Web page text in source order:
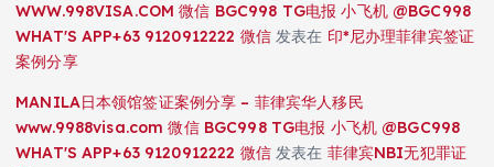
WWW.998VISA.COM 微信 BGC998 TG电报 小飞机 @BGC998
WHAT'S APP+63 9120912222 微信发表在 印*尼办理菲律宾签证
案例分享
MANILA日本领馆签证案例分享 – 菲律宾华人移民
www.9988visa.com 微信 BGC998 TG电报 小飞机 @BGC998
WHAT'S APP+63 9120912222 微信发表在 菲律宾NBI无犯罪证